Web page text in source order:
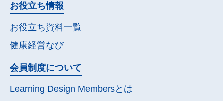
お役立ち情報
お役立ち資料一覧
健康経営なび
会員制度について
Learning Design Membersとは